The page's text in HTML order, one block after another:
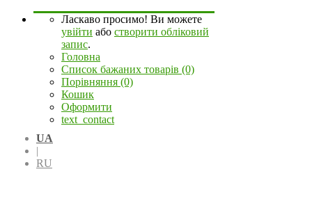
Ласкаво просимо! Ви можете
увійти або створити обліковий
запис.
Головна
Список бажаних товарів (0)
Порівняння (0)
Кошик
Оформити
text_contact
UA
|
RU